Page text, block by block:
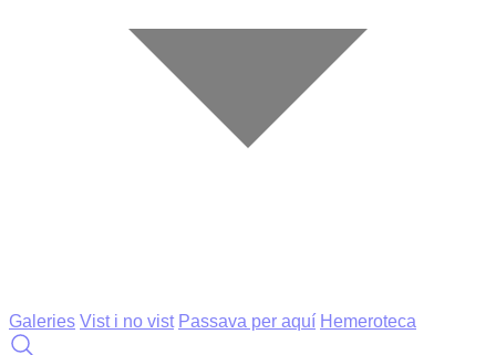
Galeries Vist i no vist Passava per aquí Hemeroteca